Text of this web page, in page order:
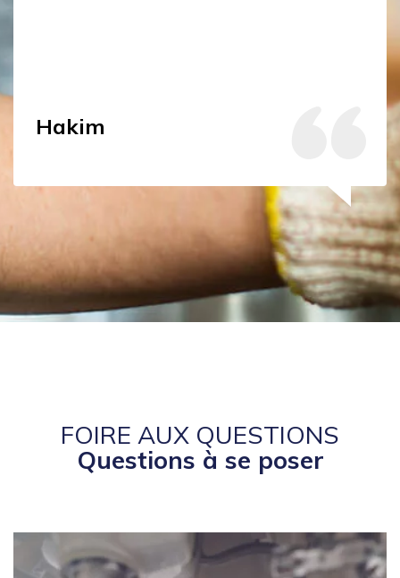
Hakim
FOIRE AUX QUESTIONS
Questions à se poser